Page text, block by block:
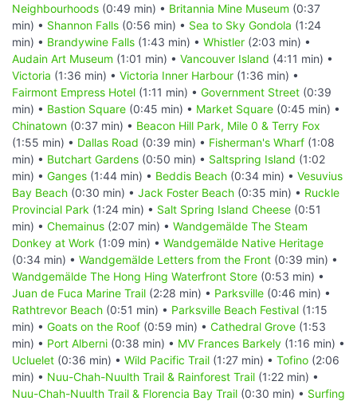
Neighbourhoods (0:49 min) • Britannia Mine Museum (0:37
min) • Shannon Falls (0:56 min) • Sea to Sky Gondola (1:24
min) • Brandywine Falls (1:43 min) • Whistler (2:03 min) •
Audain Art Museum (1:01 min) • Vancouver Island (4:11 min) •
Victoria (1:36 min) • Victoria Inner Harbour (1:36 min) •
Fairmont Empress Hotel (1:11 min) • Government Street (0:39
min) • Bastion Square (0:45 min) • Market Square (0:45 min) •
Chinatown (0:37 min) • Beacon Hill Park, Mile 0 & Terry Fox
(1:55 min) • Dallas Road (0:39 min) • Fisherman's Wharf (1:08
min) • Butchart Gardens (0:50 min) • Saltspring Island (1:02
min) • Ganges (1:44 min) • Beddis Beach (0:34 min) • Vesuvius
Bay Beach (0:30 min) • Jack Foster Beach (0:35 min) • Ruckle
Provincial Park (1:24 min) • Salt Spring Island Cheese (0:51
min) • Chemainus (2:07 min) • Wandgemälde The Steam
Donkey at Work (1:09 min) • Wandgemälde Native Heritage
(0:34 min) • Wandgemälde Letters from the Front (0:39 min) •
Wandgemälde The Hong Hing Waterfront Store (0:53 min) •
Juan de Fuca Marine Trail (2:28 min) • Parksville (0:46 min) •
Rathtrevor Beach (0:51 min) • Parksville Beach Festival (1:15
min) • Goats on the Roof (0:59 min) • Cathedral Grove (1:53
min) • Port Alberni (0:38 min) • MV Frances Barkely (1:16 min) •
Ucluelet (0:36 min) • Wild Pacific Trail (1:27 min) • Tofino (2:06
min) • Nuu-Chah-Nuulth Trail & Rainforest Trail (1:22 min) •
Nuu-Chah-Nuulth Trail & Florencia Bay Trail (0:30 min) • Surfing